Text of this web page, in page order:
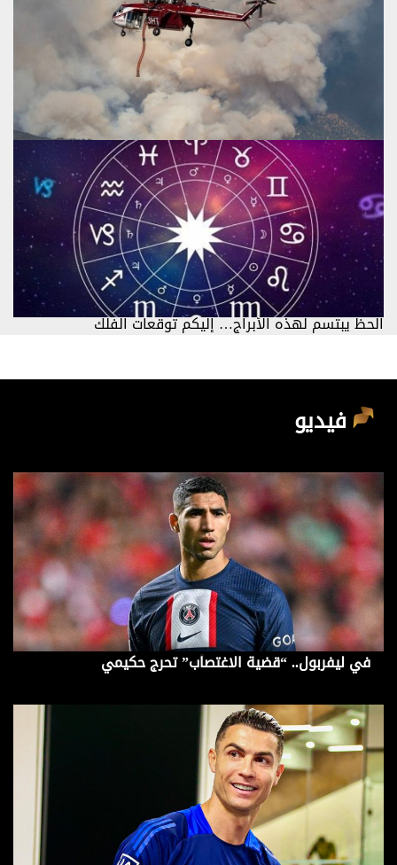
وفاة طياري مروحية إطفاء تحطمت في يوتا
الحظ يبتسم لهذه الأبراج… إليكم توقعات الفلك
فيديو
في ليفربول.. “قضية الاغتصاب” تحرج حكيمي